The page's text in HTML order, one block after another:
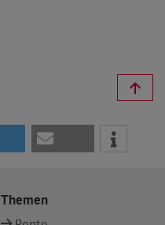
Themen